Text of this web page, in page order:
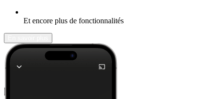
Et encore plus de fonctionnalités